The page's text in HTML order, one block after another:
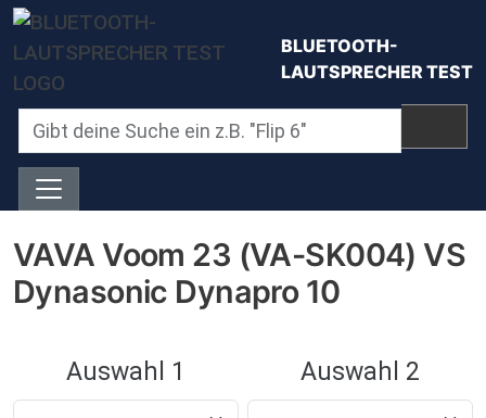
Direkt zum Inhalt
BLUETOOTH-
LAUTSPRECHER TEST
VAVA Voom 23 (VA-SK004) VS
Dynasonic Dynapro 10
Auswahl 1 Auswahl 2